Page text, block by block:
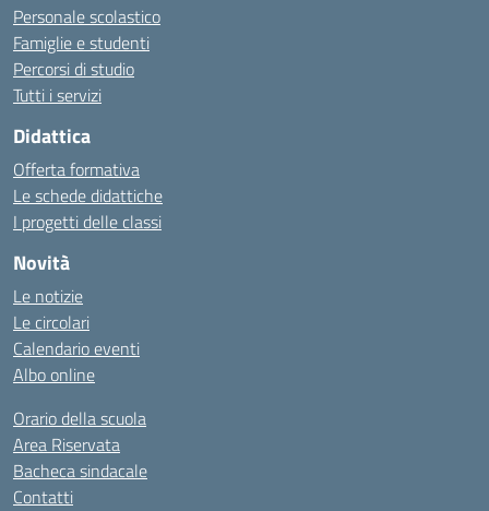
Personale scolastico
Famiglie e studenti
Percorsi di studio
Tutti i servizi
Didattica
Offerta formativa
Le schede didattiche
I progetti delle classi
Novità
Le notizie
Le circolari
Calendario eventi
Albo online
Orario della scuola
Area Riservata
Bacheca sindacale
Contatti